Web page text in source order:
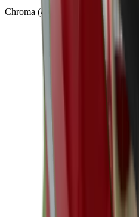
Chroma (48